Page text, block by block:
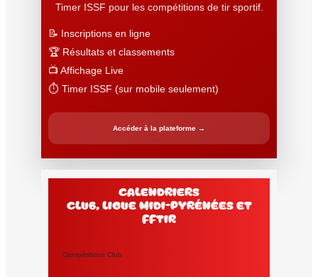
Timer ISSF pour les compétitions de tir sportif.
📝 Inscriptions en ligne
🏆 Résultats et classements
📺 Affichage Live
⏱️ Timer ISSF (sur mobile seulement)
Accéder à la plateforme →
Calendriers
club, Ligue Midi-Pyrénées et
FFtir
Compétitions Club